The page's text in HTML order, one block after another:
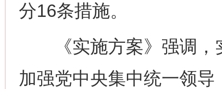
分16条措施。
《实施方案》强调，
加强党中央集中统一领